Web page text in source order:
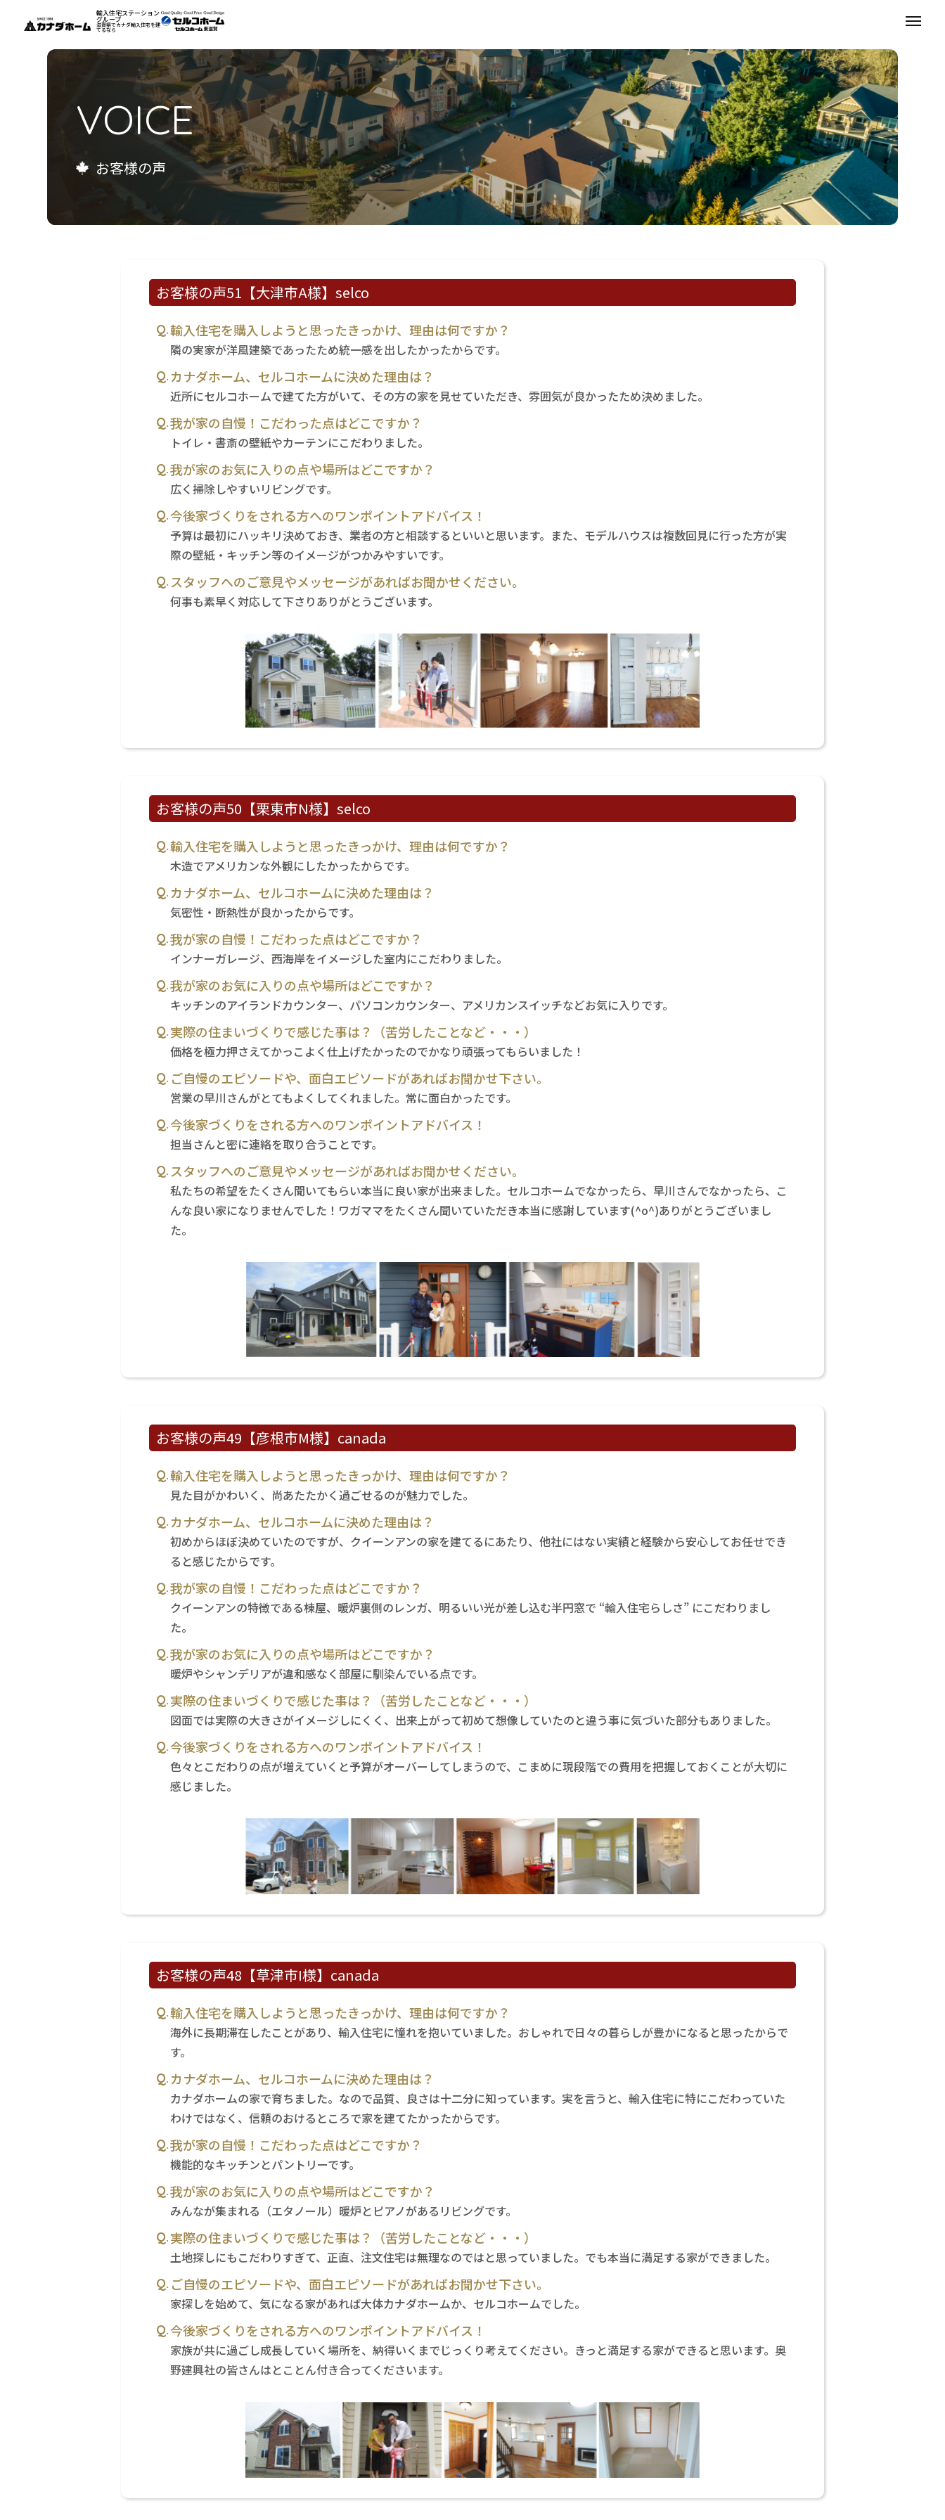
輸入住宅ステーション
グループ
滋賀県でカナダ輸入住宅を建
てるなら
私たちについて
モデルハウス
インフォメーション
施工例
リフォーム
来場予約 資料請求
0120-824-406
09:00-18:00 水定休
VOICE
お客様の声
お客様の声51【大津市A様】selco
輸入住宅を購入しようと思ったきっかけ、理由は何ですか？
隣の実家が洋風建築であったため統一感を出したかったからです。
カナダホーム、セルコホームに決めた理由は？
近所にセルコホームで建てた方がいて、その方の家を見せていただき、雰囲気が良かったため決めました。
我が家の自慢！こだわった点はどこですか？
トイレ・書斎の壁紙やカーテンにこだわりました。
我が家のお気に入りの点や場所はどこですか？
広く掃除しやすいリビングです。
今後家づくりをされる方へのワンポイントアドバイス！
予算は最初にハッキリ決めておき、業者の方と相談するといいと思います。また、モデルハウスは複数回見に行った方が実
際の壁紙・キッチン等のイメージがつかみやすいです。
スタッフへのご意見やメッセージがあればお聞かせください。
何事も素早く対応して下さりありがとうございます。
お客様の声50【栗東市N様】selco
輸入住宅を購入しようと思ったきっかけ、理由は何ですか？
木造でアメリカンな外観にしたかったからです。
カナダホーム、セルコホームに決めた理由は？
気密性・断熱性が良かったからです。
我が家の自慢！こだわった点はどこですか？
インナーガレージ、西海岸をイメージした室内にこだわりました。
我が家のお気に入りの点や場所はどこですか？
キッチンのアイランドカウンター、パソコンカウンター、アメリカンスイッチなどお気に入りです。
実際の住まいづくりで感じた事は？（苦労したことなど・・・）
価格を極力押さえてかっこよく仕上げたかったのでかなり頑張ってもらいました！
ご自慢のエピソードや、面白エピソードがあればお聞かせ下さい。
営業の早川さんがとてもよくしてくれました。常に面白かったです。
今後家づくりをされる方へのワンポイントアドバイス！
担当さんと密に連絡を取り合うことです。
スタッフへのご意見やメッセージがあればお聞かせください。
私たちの希望をたくさん聞いてもらい本当に良い家が出来ました。セルコホームでなかったら、早川さんでなかったら、こ
んな良い家になりませんでした！ワガママをたくさん聞いていただき本当に感謝しています(^o^)ありがとうございまし
た。
お客様の声49【彦根市M様】canada
輸入住宅を購入しようと思ったきっかけ、理由は何ですか？
見た目がかわいく、尚あたたかく過ごせるのが魅力でした。
カナダホーム、セルコホームに決めた理由は？
初めからほぼ決めていたのですが、クイーンアンの家を建てるにあたり、他社にはない実績と経験から安心してお任せでき
ると感じたからです。
我が家の自慢！こだわった点はどこですか？
クイーンアンの特徴である棟屋、暖炉裏側のレンガ、明るいい光が差し込む半円窓で “輸入住宅らしさ” にこだわりまし
た。
我が家のお気に入りの点や場所はどこですか？
暖炉やシャンデリアが違和感なく部屋に馴染んでいる点です。
実際の住まいづくりで感じた事は？（苦労したことなど・・・）
図面では実際の大きさがイメージしにくく、出来上がって初めて想像していたのと違う事に気づいた部分もありました。
今後家づくりをされる方へのワンポイントアドバイス！
色々とこだわりの点が増えていくと予算がオーバーしてしまうので、こまめに現段階での費用を把握しておくことが大切に
感じました。
お客様の声48【草津市I様】canada
輸入住宅を購入しようと思ったきっかけ、理由は何ですか？
海外に長期滞在したことがあり、輸入住宅に憧れを抱いていました。おしゃれで日々の暮らしが豊かになると思ったからで
す。
カナダホーム、セルコホームに決めた理由は？
カナダホームの家で育ちました。なので品質、良さは十二分に知っています。実を言うと、輸入住宅に特にこだわっていた
わけではなく、信頼のおけるところで家を建てたかったからです。
我が家の自慢！こだわった点はどこですか？
機能的なキッチンとパントリーです。
我が家のお気に入りの点や場所はどこですか？
みんなが集まれる（エタノール）暖炉とピアノがあるリビングです。
実際の住まいづくりで感じた事は？（苦労したことなど・・・）
土地探しにもこだわりすぎて、正直、注文住宅は無理なのではと思っていました。でも本当に満足する家ができました。
ご自慢のエピソードや、面白エピソードがあればお聞かせ下さい。
家探しを始めて、気になる家があれば大体カナダホームか、セルコホームでした。
今後家づくりをされる方へのワンポイントアドバイス！
家族が共に過ごし成長していく場所を、納得いくまでじっくり考えてください。きっと満足する家ができると思います。奥
野建興社の皆さんはとことん付き合ってくださいます。